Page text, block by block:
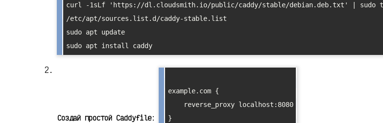
curl -1sLf 'https://dl.cloudsmith.io/public/caddy/stable/debian.deb.txt' | sudo
/etc/apt/sources.list.d/caddy-stable.list
sudo apt update
sudo apt install caddy
Создай простой Caddyfile:
example.com {